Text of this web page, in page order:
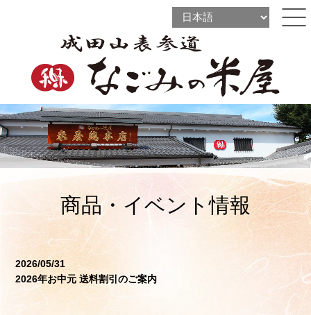
ine
商品・イベント情報
2026/05/31
2026年お中元 送料割引のご案内